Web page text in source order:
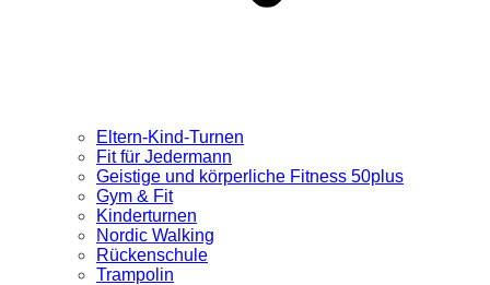
Eltern-Kind-Turnen
Fit für Jedermann
Geistige und körperliche Fitness 50plus
Gym & Fit
Kinderturnen
Nordic Walking
Rückenschule
Trampolin